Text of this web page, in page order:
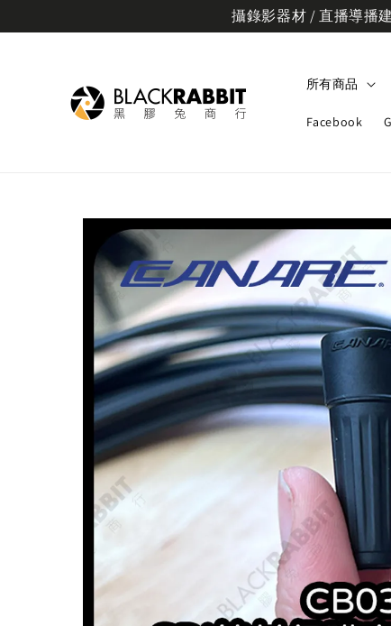
攝錄影器材 / 直播導播
所有商品
Facebook